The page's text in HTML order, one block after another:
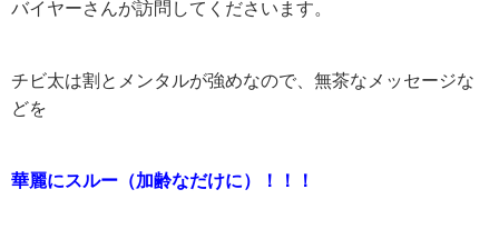
バイヤーさんが訪問してくださいます。
チビ太は割とメンタルが強めなので、無茶なメッセージな
どを
華麗にスルー（加齢なだけに）！！！